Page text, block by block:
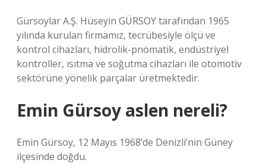
Gürsoylar A.Ş. Hüseyin GÜRSOY tarafından 1965
yılında kurulan firmamız, tecrübesiyle ölçü ve
kontrol cihazları, hidrolik-pnömatik, endüstriyel
kontroller, ısıtma ve soğutma cihazları ile otomotiv
sektörüne yönelik parçalar üretmektedir.
Emin Gürsoy aslen nereli?
Emin Gürsoy, 12 Mayıs 1968’de Denizli’nin Güney
ilçesinde doğdu.